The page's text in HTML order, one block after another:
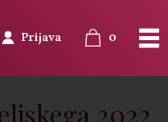
Prijava 0
2022